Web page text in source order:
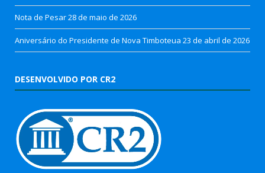
Nota de Pesar28 de maio de 2026
Aniversário do Presidente de Nova Timboteua 23 de abril de 2026
DESENVOLVIDO POR CR2